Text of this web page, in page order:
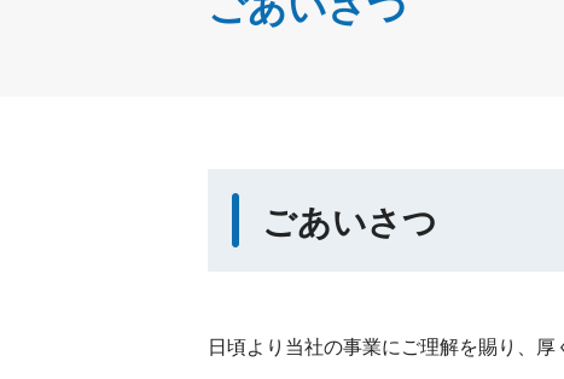
ごあいさつ
日頃より当社の事業にご理解を賜り、厚